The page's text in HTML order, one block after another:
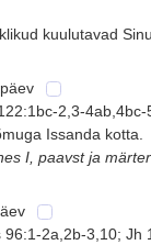
kuulutavad
2,3-4ab,4bc-
Issanda kotta.
I, paavst ja märter
96:1-2a,2b-3,10; Jh